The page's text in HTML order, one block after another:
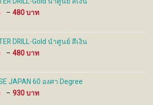
product
– 480
100 ฿
through
480 ฿
DRILL-Gold นำศูนย์ สีเงิน
– 480
100 ฿
through
JAPAN 60 องศา Degree
– 930